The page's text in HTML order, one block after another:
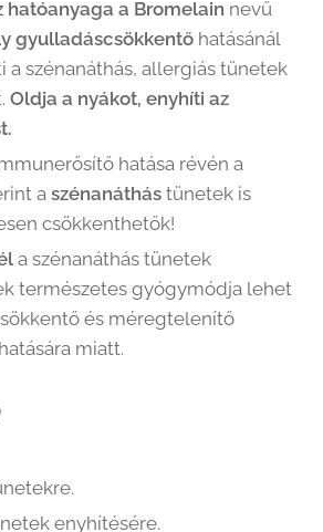
hatóanyaga a Bromelain nevű
gyulladáscsökkentő hatásánál
a szénanáthás, allergiás tünetek
Oldja a nyákot, enyhíti az
hatása révén a
a szénanáthás tünetek is
csökkenthetők!
a szénanáthás tünetek
természetes gyógymódja lehet
és méregtelenítő
hatására miatt.
enyhítésére.